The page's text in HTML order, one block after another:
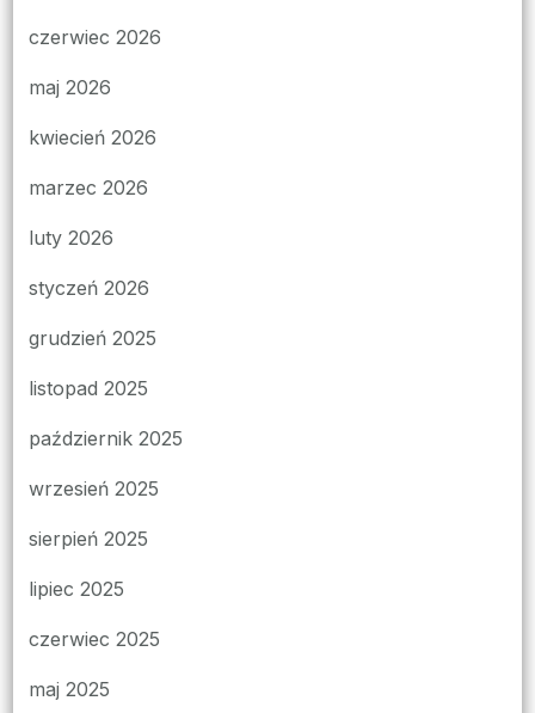
czerwiec 2026
maj 2026
kwiecień 2026
marzec 2026
luty 2026
styczeń 2026
grudzień 2025
listopad 2025
październik 2025
wrzesień 2025
sierpień 2025
lipiec 2025
czerwiec 2025
maj 2025